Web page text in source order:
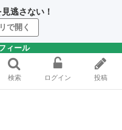
逃さない！
で開く
ィール
検索 ログイン 投稿